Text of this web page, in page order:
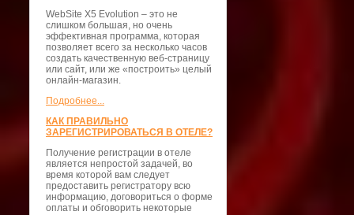
WebSite X5 Evolution – это не
слишком большая, но очень
эффективная программа, которая
позволяет всего за несколько часов
создать качественную веб-страницу
или сайт, или же «построить» целый
онлайн-магазин.
Подробнее...
КАК ПРАВИЛЬНО
ЗАРЕГИСТРИРОВАТЬСЯ В ОТЕЛЕ?
Получение регистрации в отеле
является непростой задачей, во
время которой вам следует
предоставить регистратору всю
информацию, договориться о форме
оплаты и обговорить некоторые